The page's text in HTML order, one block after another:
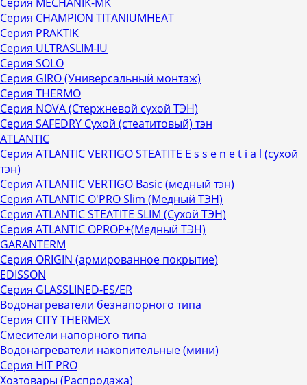
Серия CHAMPION TITANIUMHEAT
Серия PRAKTIK
Серия ULTRASLIM-IU
Серия SOLO
Серия GIRO (Универсальный монтаж)
Серия THERMO
Серия NOVA (Стержневой сухой ТЭН)
Серия SAFEDRY Сухой (стеатитовый) тэн
ATLANTIC
Серия ATLANTIC VERTIGO STEATITE E s s e n е t i a l (сухой
тэн)
Серия ATLANTIC VERTIGO Basic (медный тэн)
Серия ATLANTIC O'PRO Slim (Медный ТЭН)
Серия ATLANTIC STEATITE SLIM (Сухой ТЭН)
Серия ATLANTIC OPROP+(Медный ТЭН)
GARANTERM
Серия ORIGIN (армированное покрытие)
EDISSON
Серия GLASSLINED-ES/ER
Водонагреватели безнапорного типа
Серия CITY THERMEX
Смесители напорного типа
Водонагреватели накопительные (мини)
Серия HIT PRO
Хозтовары (Распродажа)